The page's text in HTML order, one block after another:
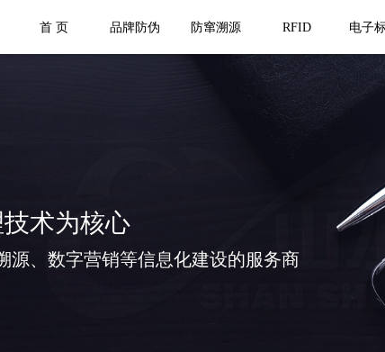
首 页
品牌防伪 防窜溯源 RFID 电子
术为核心
源、数字营销等信息化建设的服务商